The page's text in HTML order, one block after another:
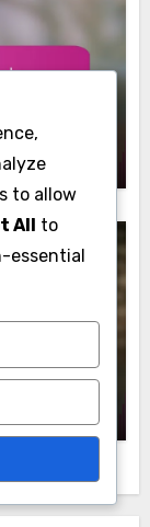
Kitleye
to allow
All to
essential